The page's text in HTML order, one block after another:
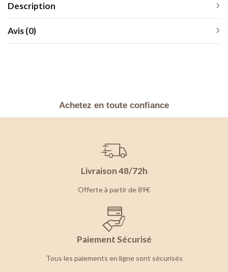
Description
Avis (0)
Achetez en toute confiance
Livraison 48/72h
Offerte à partir de 89€
Paiement Sécurisé
Tous les paiements en ligne sont sécurisés